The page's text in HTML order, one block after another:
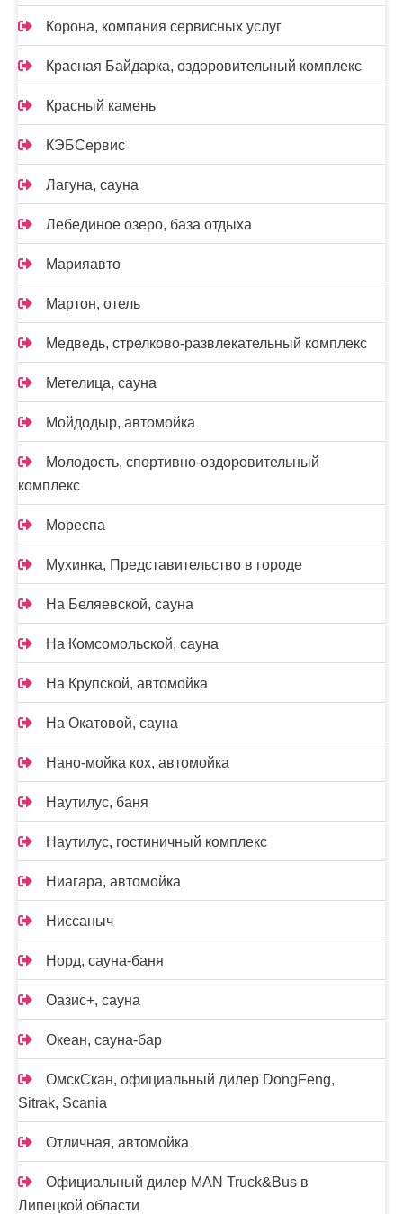
Корона, компания сервисных услуг
Красная Байдарка, оздоровительный комплекс
Красный камень
КЭБСервис
Лагуна, сауна
Лебединое озеро, база отдыха
Марияавто
Мартон, отель
Медведь, стрелково-развлекательный комплекс
Метелица, сауна
Мойдодыр, автомойка
Молодость, спортивно-оздоровительный
комплекс
Мореспа
Мухинка, Представительство в городе
На Беляевской, сауна
На Комсомольской, сауна
На Крупской, автомойка
На Окатовой, сауна
Нано-мойка кох, автомойка
Наутилус, баня
Наутилус, гостиничный комплекс
Ниагара, автомойка
Ниссаныч
Норд, сауна-баня
Оазис+, сауна
Океан, сауна-бар
ОмскСкан, официальный дилер DongFeng,
Sitrak, Scania
Отличная, автомойка
Официальный дилер MAN Truck&Bus в
Липецкой области